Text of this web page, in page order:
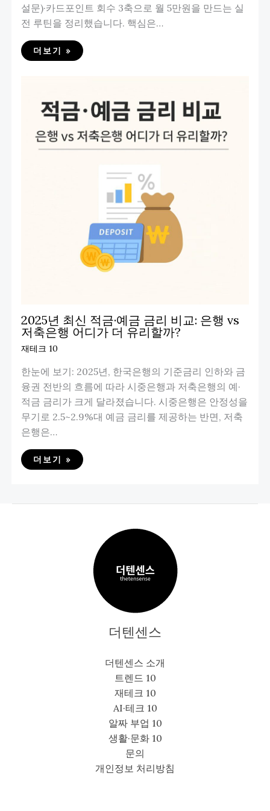
설문)·카드포인트 회수 3축으로 월 5만원을 만드는 실
전 루틴을 정리했습니다. 핵심은…
더보기 »
2025년 최신 적금·예금 금리 비교: 은행 vs
저축은행 어디가 더 유리할까?
재테크 10
한눈에 보기: 2025년, 한국은행의 기준금리 인하와 금
융권 전반의 흐름에 따라 시중은행과 저축은행의 예·
적금 금리가 크게 달라졌습니다. 시중은행은 안정성을
무기로 2.5~2.9%대 예금 금리를 제공하는 반면, 저축
은행은…
더보기 »
더텐센스
더텐센스 소개
트렌드 10
재테크 10
AI·테크 10
알짜 부업 10
생활·문화 10
문의
개인정보 처리방침